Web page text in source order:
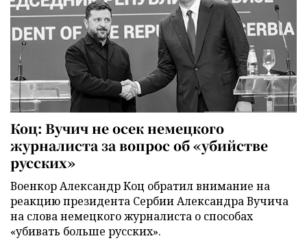
Коц: Вучич не осек немецкого
журналиста за вопрос об «убийстве
русских»
Военкор Александр Коц обратил внимание на
реакцию президента Сербии Александра Вучича
на слова немецкого журналиста о способах
«убивать больше русских».